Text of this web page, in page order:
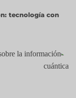
tecnología con